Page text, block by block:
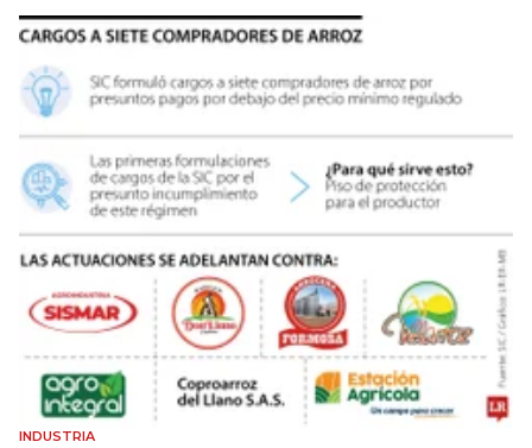
INDUSTRIA